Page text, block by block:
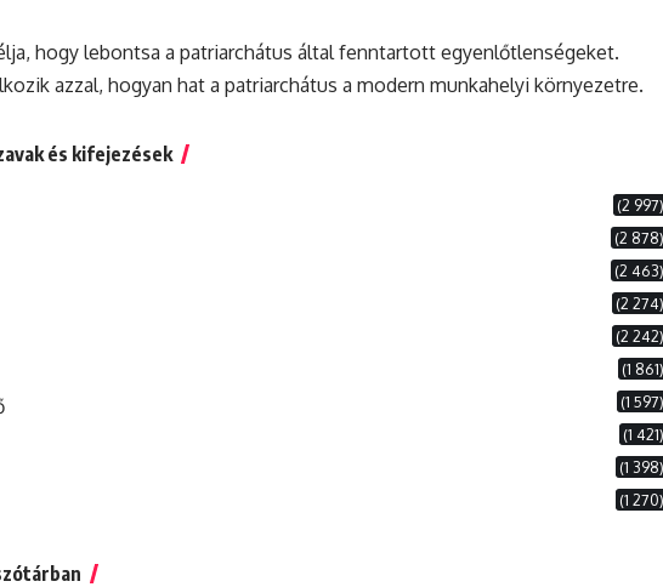
hogy lebontsa a patriarchátus által fenntartott egyenlőtlenségeket.
azzal, hogyan hat a patriarchátus a modern munkahelyi környezetre.
és kifejezések
(2 997)
(2 878)
(2 463)
(2 274)
(2 242)
(1 861)
(1 597)
(1 421)
(1 398)
(1 270)